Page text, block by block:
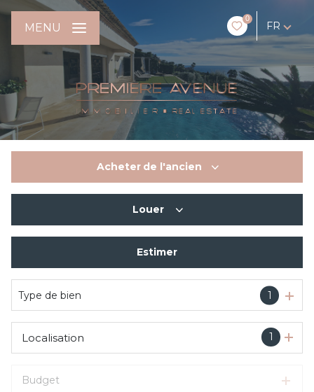
0
FR
MENU
Acheter de l'ancien
Louer
Estimer
Type de bien 1
1
Localisation
Budget